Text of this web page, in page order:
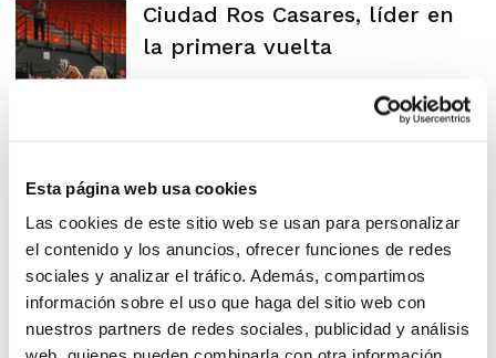
Esta página web usa cookies
Las cookies de este sitio web se usan para personalizar
el contenido y los anuncios, ofrecer funciones de redes
sociales y analizar el tráfico. Además, compartimos
información sobre el uso que haga del sitio web con
nuestros partners de redes sociales, publicidad y análisis
Ciudad Ros Casares, líder en
la primera vuelta
La Copa de S.M. La Reina será
en Arganda del Rey